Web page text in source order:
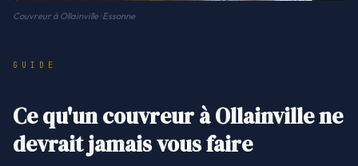
Couvreur à Ollainville · Essonne
GUIDE
Ce qu'un couvreur à Ollainville ne
devrait jamais vous faire